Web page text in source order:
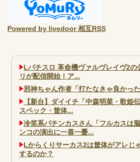
Powered by livedoor 相互RSS
Lパチスロ 革命機ヴァルヴレイヴ2の
リが配信開始！ア...
邪神ちゃん作者「打たなきゃ良かった
【新台】ダイイチ「中森明菜・歌姫
スペック・筐体...
冷笑系パチンカスさん「フルカスは
ンコの演出に一喜一憂...
Lからくりサーカス2は筐体がアレじ
するのか？